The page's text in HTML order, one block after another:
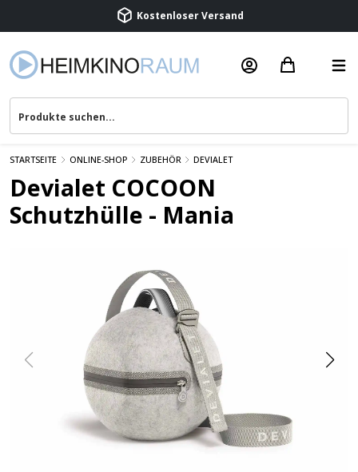
Beratung & Service
STARTSEITE ONLINE-SHOP ZUBEHÖR DEVIALET
Devialet COCOON
Schutzhülle - Mania